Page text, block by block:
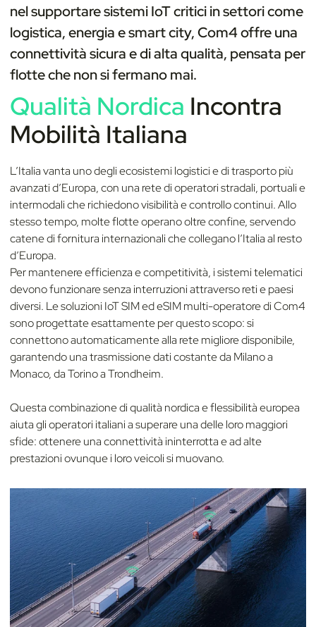
nel supportare sistemi IoT critici in settori come
logistica, energia e smart city, Com4 offre una
connettività sicura e di alta qualità, pensata per
flotte che non si fermano mai.
Qualità Nordica Incontra
Mobilità Italiana
L’Italia vanta uno degli ecosistemi logistici e di trasporto più
avanzati d’Europa, con una rete di operatori stradali, portuali e
intermodali che richiedono visibilità e controllo continui. Allo
stesso tempo, molte flotte operano oltre confine, servendo
catene di fornitura internazionali che collegano l’Italia al resto
d’Europa.
Per mantenere efficienza e competitività, i sistemi telematici
devono funzionare senza interruzioni attraverso reti e paesi
diversi. Le soluzioni IoT SIM ed eSIM multi-operatore di Com4
sono progettate esattamente per questo scopo: si
connettono automaticamente alla rete migliore disponibile,
garantendo una trasmissione dati costante da Milano a
Monaco, da Torino a Trondheim.
Questa combinazione di qualità nordica e flessibilità europea
aiuta gli operatori italiani a superare una delle loro maggiori
sfide: ottenere una connettività ininterrotta e ad alte
prestazioni ovunque i loro veicoli si muovano.